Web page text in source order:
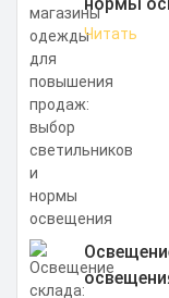
Читать